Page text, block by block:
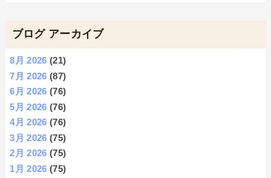
ブログ アーカイブ
8月 2026 (21)
7月 2026 (87)
6月 2026 (76)
5月 2026 (76)
4月 2026 (76)
3月 2026 (75)
2月 2026 (75)
1月 2026 (75)